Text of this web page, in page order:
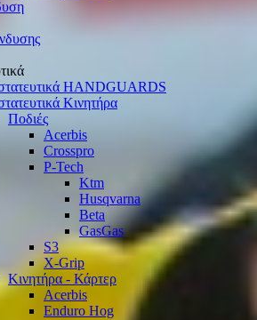
HANDGUARDS
Κινητήρα
Ποδιές
Acerbis
Crosspro
P-Tech
Ktm
Husqvarna
Beta
GasGas
S3
X-Grip
Κινητήρα - Κάρτερ
Acerbis
Enduro Hog